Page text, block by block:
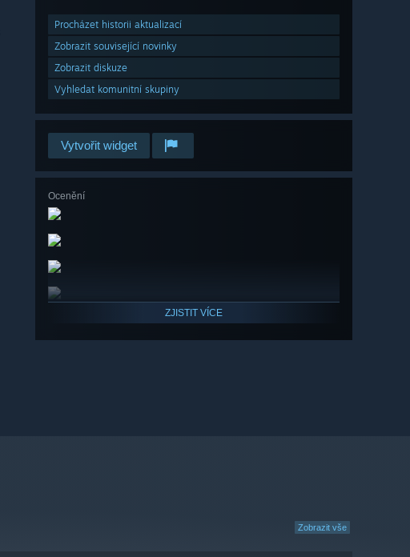
Procházet historii aktualizací
Zobrazit související novinky
Zobrazit diskuze
Vyhledat komunitní skupiny
Vytvořit widget
Ocenění
ZJISTIT VÍCE
Zobrazit vše